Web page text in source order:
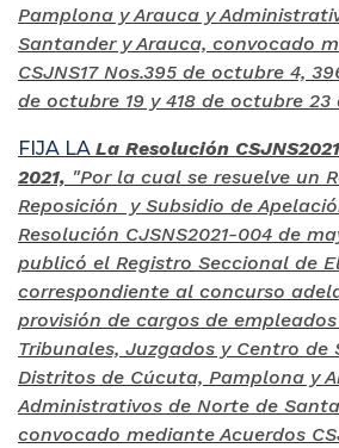
Pamplona y Arauca y
Santander y Arauca, convocado
CSJNS17 Nos.395 de octubre 4,
de octubre 19 y 418 de octubre 23
FIJA LA La Resolución
2021, "Por la cual se resuelve un
Reposición y Subsidio de
Resolución CJSNS2021-004 de
publicó el Registro Seccional de
correspondiente al concurso
provisión de cargos de
Tribunales, Juzgados y Centro de
Distritos de Cúcuta, Pamplona y
Administrativos de Norte de
convocado mediante Acuerdos